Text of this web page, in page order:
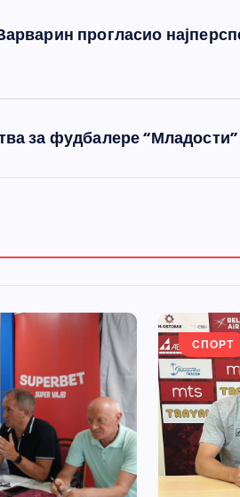
прогласио
за фудбалере
СПОРТ